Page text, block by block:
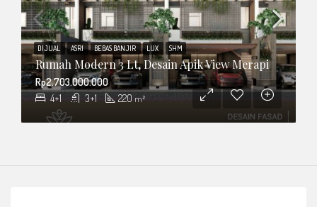
Rumah Modern 3 Lt, Desain Apik View Merapi
4+1 3+1 220 m²
Rp2.703.000.000
DIJUAL ASRI BEBAS BANJIR LUX SHM